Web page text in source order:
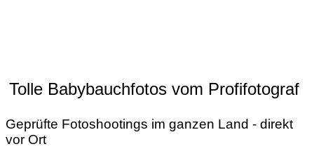
Tolle Babybauchfotos vom Profifotograf
Geprüfte Fotoshootings im ganzen Land - direkt
vor Ort